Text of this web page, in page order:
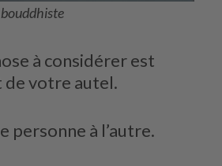
à considérer est
de votre autel.
personne à l’autre.